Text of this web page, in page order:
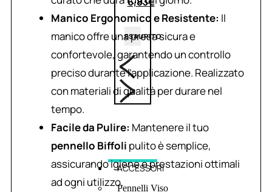
ESAURITO
ACCESSORI
Pennelli Viso
Manico Ergonomico e Resistente: Il
manico offre una presa sicura e
confortevole, garantendo un controllo
preciso durante l’applicazione. Realizzato
con materiali di qualità per durare nel
tempo.
Facile da Pulire: Mantenere il tuo
pennello Biffoli pulito è semplice,
assicurando igiene e prestazioni ottimali
ad ogni utilizzo.